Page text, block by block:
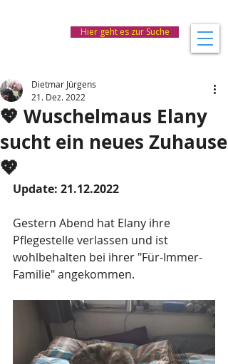
Hier geht es zur Suche
💖 Wuschelmaus Elany
sucht ein neues Zuhause
💖
Dietmar Jürgens
21. Dez. 2022
Update: 21.12.2022
Gestern Abend hat Elany ihre
Pflegestelle verlassen und ist
wohlbehalten bei ihrer "Für-Immer-
Familie" angekommen.